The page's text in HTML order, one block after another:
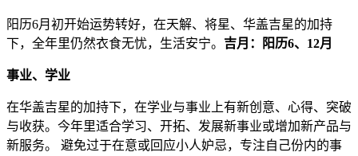
阳历6月初开始运势转好，在天解、将星、华盖吉星的加持
下，全年里仍然衣食无忧，生活安宁。 吉月：阳历6、12月
事业、学业
在华盖吉星的加持下，在学业与事业上有新创意、心得、突破
与收获。今年里适合学习、开拓、发展新事业或增加新产品与
新服务。 避免过于在意或回应小人妒忌，专注自己份内的事